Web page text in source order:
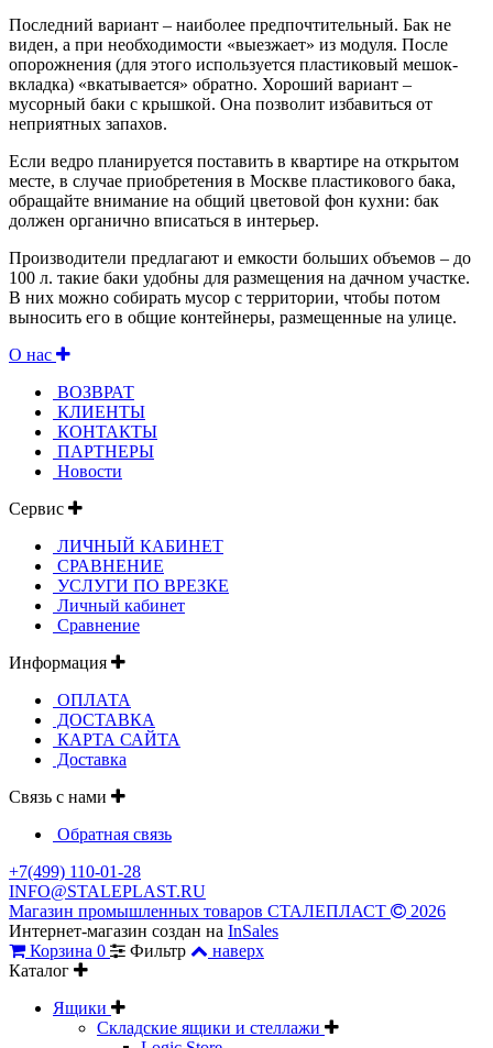
Последний вариант – наиболее предпочтительный. Бак не
виден, а при необходимости «выезжает» из модуля. После
опорожнения (для этого используется пластиковый мешок-
вкладка) «вкатывается» обратно. Хороший вариант –
мусорный баки с крышкой. Она позволит избавиться от
неприятных запахов.
Если ведро планируется поставить в квартире на открытом
месте, в случае приобретения в Москве пластикового бака,
обращайте внимание на общий цветовой фон кухни: бак
должен органично вписаться в интерьер.
Производители предлагают и емкости больших объемов – до
100 л. такие баки удобны для размещения на дачном участке.
В них можно собирать мусор с территории, чтобы потом
выносить его в общие контейнеры, размещенные на улице.
О нас
ВОЗВРАТ
КЛИЕНТЫ
КОНТАКТЫ
ПАРТНЕРЫ
Новости
Сервис
ЛИЧНЫЙ КАБИНЕТ
СРАВНЕНИЕ
УСЛУГИ ПО ВРЕЗКЕ
Личный кабинет
Сравнение
Информация
ОПЛАТА
ДОСТАВКА
КАРТА САЙТА
Доставка
Связь с нами
Обратная связь
+7(499) 110-01-28
INFO@STALEPLAST.RU
Магазин промышленных товаров СТАЛЕПЛАСТ
2026
Интернет-магазин создан на InSales
Корзина 0 Фильтр
наверх
Каталог
Ящики
Складские ящики и стеллажи